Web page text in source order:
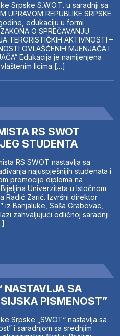
Srpske S.W.O.T. u saradnji sa
REPUBLIKE SRPSKE
edukaciju u formi
O SPREČAVANJU
TERORISTIČKIH AKTIVNOSTI –
OVLAŠĆENIH MJENJAČA I
Edukacija je namijenjena
licima […]
RS SWOT
STUDENTA
RS SWOT nastavlja sa
najuspješnijih studenata i
promocije diploma na
Univerziteta u Istočnom
Radić Zarić. Izvršni direktor
iz Banjaluke, Saša Grabovac,
zahvaljujući odličnoj saradnji
NASTAVLJA SA
PISMENOST”
Srpske „SWOT“ nastavlja sa
i saradnjom sa srednjim